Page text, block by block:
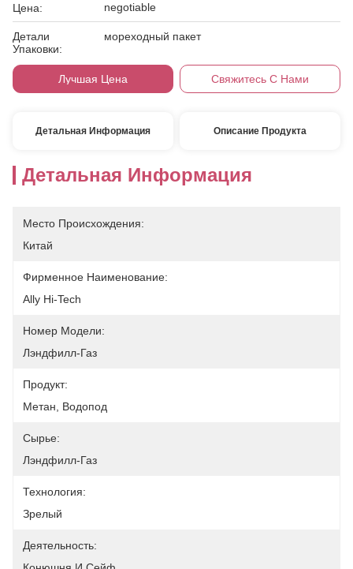
Цена: negotiable
Детали
Упаковки:
мореходный пакет
Лучшая Цена Свяжитесь С Нами
Детальная Информация Описание Продукта
Детальная Информация
Место Происхождения:
Китай
Фирменное Наименование:
Ally Hi-Tech
Номер Модели:
Лэндфилл-Газ
Продукт:
Метан, Водопод
Сырье:
Лэндфилл-Газ
Технология:
Зрелый
Деятельность: